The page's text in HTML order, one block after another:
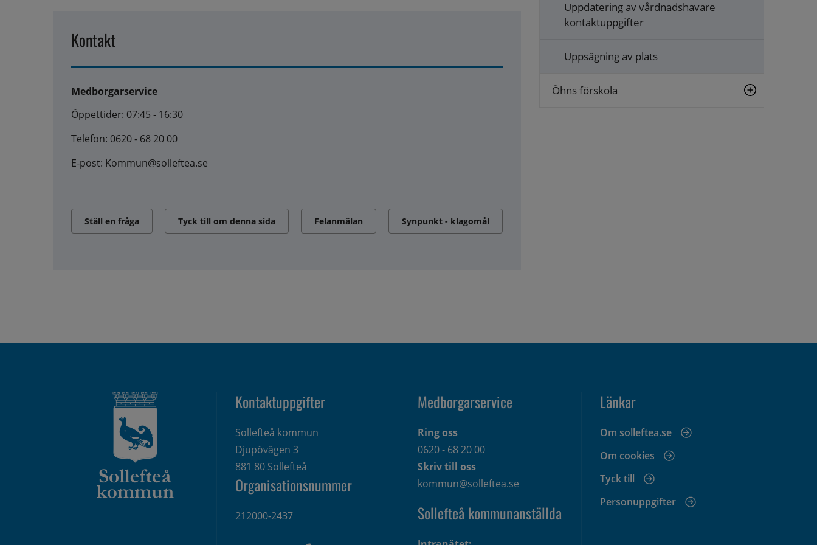
Kontakt
Medborgarservice
Öppettider: 07:45 - 16:30
Telefon: 0620 - 68 20 00
E-post: Kommun@solleftea.se
Ställ en fråga Tyck till om denna sida Felanmälan Synpunkt - klagomål
Uppdatering av vårdnadshavare
kontaktuppgifter
Uppsägning av plats
Öhns förskola
Kontaktuppgifter
Sollefteå kommun
Djupövägen 3
881 80 Sollefteå
Organisationsnummer
212000-2437
Medborgarservice
Ring oss
0620 - 68 20 00
Skriv till oss
kommun@solleftea.se
Sollefteå kommunanställda
Länkar
Om solleftea.se
Om cookies
Tyck till
Personuppgifter